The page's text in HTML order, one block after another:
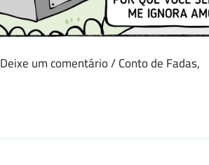
Deixe um comentário/Conto de Fadas,